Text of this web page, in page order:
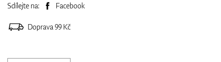
Sdílejte na: Facebook
Doprava 99 Kč